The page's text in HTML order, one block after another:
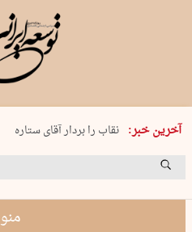
آخرین خبر:
پنجشنبه 15 مرداد 1405 شماره 2243
نقاب را بردار آقای ستاره
کدام فوتبال؟
منو